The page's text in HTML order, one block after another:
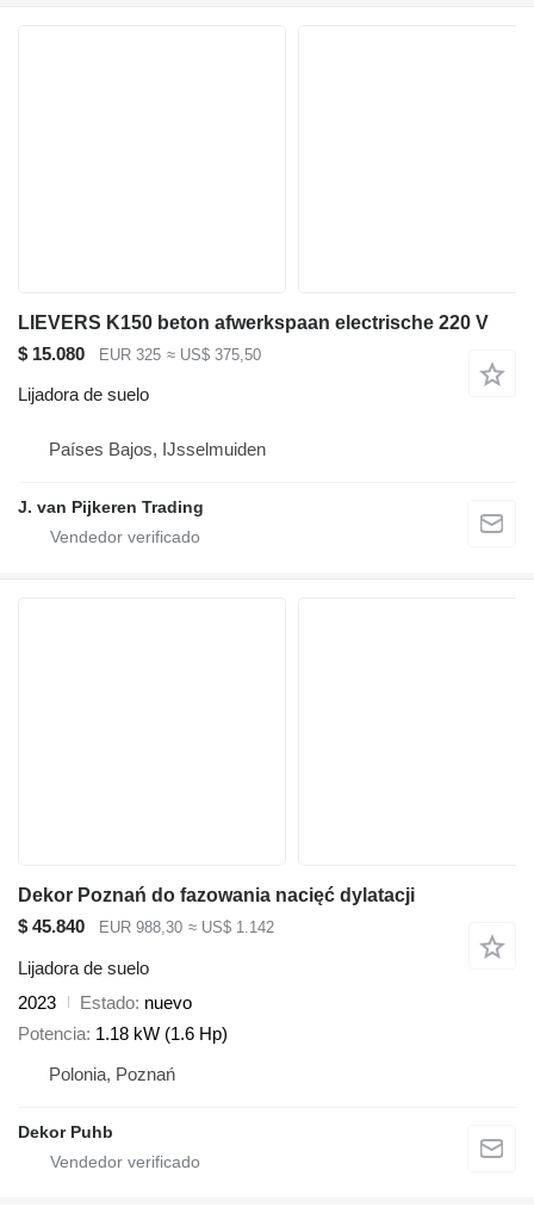
LIEVERS K150 beton afwerkspaan electrische 220 V
$ 15.080
EUR 325 ≈ US$ 375,50
Lijadora de suelo
Países Bajos, IJsselmuiden
J. van Pijkeren Trading
Dekor Poznań do fazowania nacięć dylatacji
$ 45.840
EUR 988,30 ≈ US$ 1.142
Lijadora de suelo
2023
Estado nuevo
Potencia 1.18 kW (1.6 Hp)
Polonia, Poznań
Dekor Puhb